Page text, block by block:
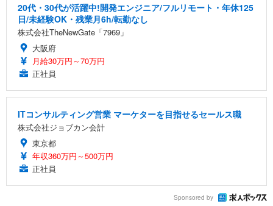
20代・30代が活躍中!開発エンジニア/フルリモート・年休125
日/未経験OK・残業月6h/転勤なし
株式会社TheNewGate「7969」
大阪府
月給30万円～70万円
正社員
ITコンサルティング営業 マーケターを目指せるセールス職
株式会社ジョブカン会計
東京都
年収360万円～500万円
正社員
Sponsored by